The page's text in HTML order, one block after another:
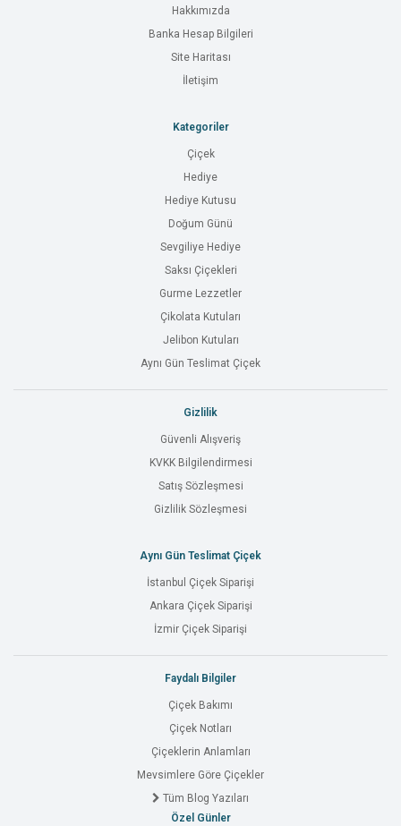
Hakkımızda
Banka Hesap Bilgileri
Site Haritası
İletişim
Kategoriler
Çiçek
Hediye
Hediye Kutusu
Doğum Günü
Sevgiliye Hediye
Saksı Çiçekleri
Gurme Lezzetler
Çikolata Kutuları
Jelibon Kutuları
Aynı Gün Teslimat Çiçek
Gizlilik
Güvenli Alışveriş
KVKK Bilgilendirmesi
Satış Sözleşmesi
Gizlilik Sözleşmesi
Aynı Gün Teslimat Çiçek
İstanbul Çiçek Siparişi
Ankara Çiçek Siparişi
İzmir Çiçek Siparişi
Faydalı Bilgiler
Çiçek Bakımı
Çiçek Notları
Çiçeklerin Anlamları
Mevsimlere Göre Çiçekler
Tüm Blog Yazıları
Özel Günler